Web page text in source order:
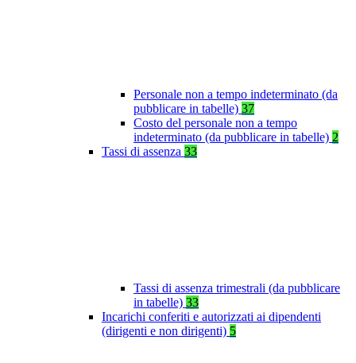
Personale non a tempo indeterminato (da
pubblicare in tabelle) 37
Costo del personale non a tempo
indeterminato (da pubblicare in tabelle) 2
Tassi di assenza 33
Tassi di assenza trimestrali (da pubblicare
in tabelle) 33
Incarichi conferiti e autorizzati ai dipendenti
(dirigenti e non dirigenti) 5